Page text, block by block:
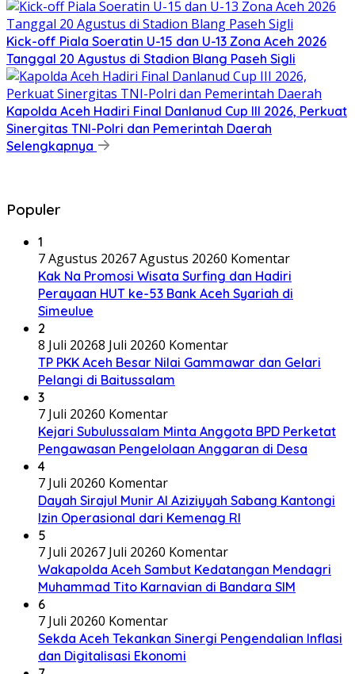
Kick-off Piala Soeratin U-15 dan U-13 Zona Aceh 2026
Tanggal 20 Agustus di Stadion Blang Paseh Sigli
Kapolda Aceh Hadiri Final Danlanud Cup III 2026, Perkuat
Sinergitas TNI-Polri dan Pemerintah Daerah
Selengkapnya
Populer
1
7 Agustus 20267 Agustus 20260 Komentar
Kak Na Promosi Wisata Surfing dan Hadiri
Perayaan HUT ke-53 Bank Aceh Syariah di
Simeulue
2
8 Juli 20268 Juli 20260 Komentar
TP PKK Aceh Besar Nilai Gammawar dan Gelari
Pelangi di Baitussalam
3
7 Juli 20260 Komentar
Kejari Subulussalam Minta Anggota BPD Perketat
Pengawasan Pengelolaan Anggaran di Desa
4
7 Juli 20260 Komentar
Dayah Sirajul Munir Al Aziziyyah Sabang Kantongi
Izin Operasional dari Kemenag RI
5
7 Juli 20267 Juli 20260 Komentar
Wakapolda Aceh Sambut Kedatangan Mendagri
Muhammad Tito Karnavian di Bandara SIM
6
7 Juli 20260 Komentar
Sekda Aceh Tekankan Sinergi Pengendalian Inflasi
dan Digitalisasi Ekonomi